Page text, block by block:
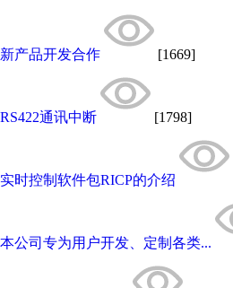
新产品开发合作 [1669]
RS422通讯中断 [1798]
实时控制软件包RICP的介绍
本公司专为用户开发、定制各类...